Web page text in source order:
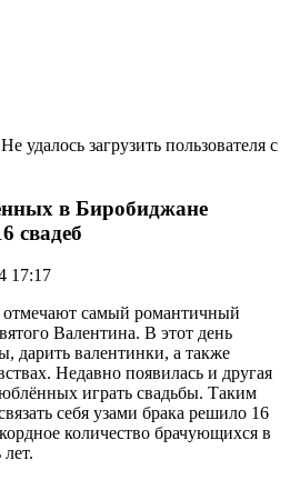
удалось загрузить пользователя с
в Биробиджане
свадеб
17:17
отмечают самый романтичный
Валентина. В этот день
дарить валентинки, а также
Недавно появилась и другая
играть свадьбы. Таким
себя узами брака решило 16
количество брачующихся в